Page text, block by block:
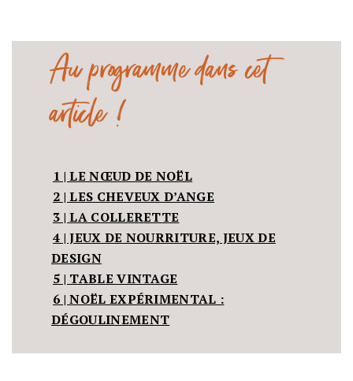
Au programme dans cet
article !
1 | LE NŒUD DE NOËL
2 | LES CHEVEUX D’ANGE
3 | LA COLLERETTE
4 | JEUX DE NOURRITURE, JEUX DE
DESIGN
5 | TABLE VINTAGE
6 | NOËL EXPÉRIMENTAL :
DÉGOULINEMENT